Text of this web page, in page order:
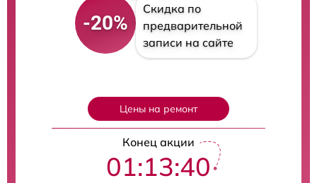
-20%
Скидка по
предварительной
записи на сайте
Цены на ремонт
Конец акции
01:13:39